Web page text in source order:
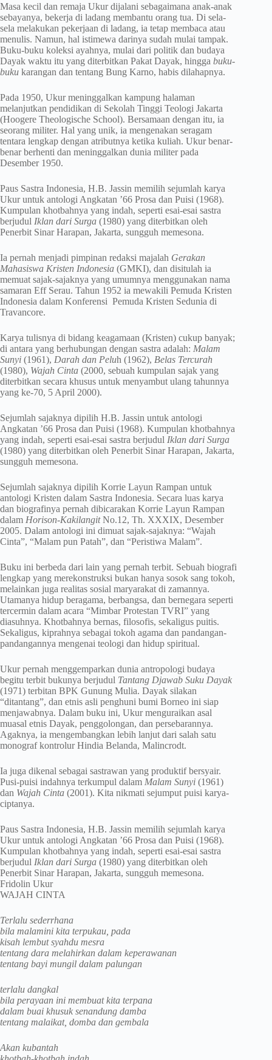
Masa kecil dan remaja Ukur dijalani sebagaimana anak-anak
sebayanya, bekerja di ladang membantu orang tua. Di sela-
sela melakukan pekerjaan di ladang, ia tetap membaca atau
menulis. Namun, hal istimewa darinya sudah mulai tampak.
Buku-buku koleksi ayahnya, mulai dari politik dan budaya
Dayak waktu itu yang diterbitkan Pakat Dayak, hingga buku-
buku karangan dan tentang Bung Karno, habis dilahapnya.
Pada 1950, Ukur meninggalkan kampung halaman
melanjutkan pendidikan di Sekolah Tinggi Teologi Jakarta
(Hoogere Theologische School). Bersamaan dengan itu, ia
seorang militer. Hal yang unik, ia mengenakan seragam
tentara lengkap dengan atributnya ketika kuliah. Ukur benar-
benar berhenti dan meninggalkan dunia militer pada
Desember 1950.
Paus Sastra Indonesia, H.B. Jassin memilih sejumlah karya
Ukur untuk antologi Angkatan ’66 Prosa dan Puisi (1968).
Kumpulan khotbahnya yang indah, seperti esai-esai sastra
berjudul Iklan dari Surga (1980) yang diterbitkan oleh
Penerbit Sinar Harapan, Jakarta, sungguh memesona.
Ia pernah menjadi pimpinan redaksi majalah Gerakan
Mahasiswa Kristen Indonesia (GMKI), dan disitulah ia
memuat sajak-sajaknya yang umumnya menggunakan nama
samaran Eff Serau. Tahun 1952 ia mewakili Pemuda Kristen
Indonesia dalam Konferensi Pemuda Kristen Sedunia di
Travancore.
Karya tulisnya di bidang keagamaan (Kristen) cukup banyak;
di antara yang berhubungan dengan sastra adalah: Malam
Sunyi (1961), Darah dan Peluh (1962), Belas Tercurah
(1980), Wajah Cinta (2000, sebuah kumpulan sajak yang
diterbitkan secara khusus untuk menyambut ulang tahunnya
yang ke-70, 5 April 2000).
Sejumlah sajaknya dipilih H.B. Jassin untuk antologi
Angkatan ’66 Prosa dan Puisi (1968). Kumpulan khotbahnya
yang indah, seperti esai-esai sastra berjudul Iklan dari Surga
(1980) yang diterbitkan oleh Penerbit Sinar Harapan, Jakarta,
sungguh memesona.
Sejumlah sajaknya dipilih Korrie Layun Rampan untuk
antologi Kristen dalam Sastra Indonesia. Secara luas karya
dan biografinya pernah dibicarakan Korrie Layun Rampan
dalam Horison-KakilangitNo.12, Th. XXXIX, Desember
2005. Dalam antologi ini dimuat sajak-sajaknya: “Wajah
Cinta”, “Malam pun Patah”, dan “Peristiwa Malam”.
Buku ini berbeda dari lain yang pernah terbit. Sebuah biografi
lengkap yang merekonstruksi bukan hanya sosok sang tokoh,
melainkan juga realitas sosial maryarakat di zamannya.
Utamanya hidup beragama, berbangsa, dan bernegara seperti
tercermin dalam acara “Mimbar Protestan TVRI” yang
diasuhnya. Khotbahnya bernas, filosofis, sekaligus puitis.
Sekaligus, kiprahnya sebagai tokoh agama dan pandangan-
pandangannya mengenai teologi dan hidup spiritual.
Ukur pernah menggemparkan dunia antropologi budaya
begitu terbit bukunya berjudul Tantang Djawab Suku Dayak
(1971) terbitan BPK Gunung Mulia. Dayak silakan
“ditantang”, dan etnis asli penghuni bumi Borneo ini siap
menjawabnya. Dalam buku ini, Ukur menguraikan asal
muasal etnis Dayak, penggolongan, dan persebarannya.
Agaknya, ia mengembangkan lebih lanjut dari salah satu
monograf kontrolur Hindia Belanda, Malincrodt.
Ia juga dikenal sebagai sastrawan yang produktif bersyair.
Pusi-puisi indahnya terkumpul dalam Malam Sunyi (1961)
dan Wajah Cinta (2001). Kita nikmati sejumput puisi karya-
ciptanya.
Paus Sastra Indonesia, H.B. Jassin memilih sejumlah karya
Ukur untuk antologi Angkatan ’66 Prosa dan Puisi (1968).
Kumpulan khotbahnya yang indah, seperti esai-esai sastra
berjudul Iklan dari Surga (1980) yang diterbitkan oleh
Penerbit Sinar Harapan, Jakarta, sungguh memesona.
Fridolin Ukur
WAJAH CINTA
Terlalu sederrhana
bila malamini kita terpukau, pada
kisah lembut syahdu mesra
tentang dara melahirkan dalam keperawanan
tentang bayi mungil dalam palungan
terlalu dangkal
bila perayaan ini membuat kita terpana
dalam buai khusuk senandung damba
tentang malaikat, domba dan gembala
Akan kubantah